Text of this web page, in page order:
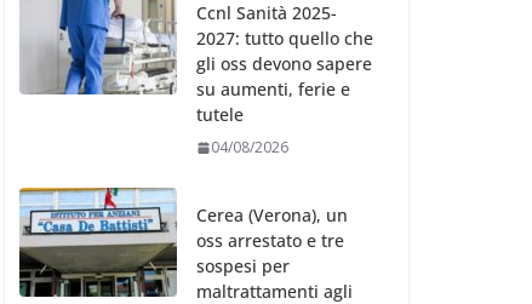
Ccnl Sanità 2025-
2027: tutto quello che
gli oss devono sapere
su aumenti, ferie e
tutele
04/08/2026
Cerea (Verona), un
oss arrestato e tre
sospesi per
maltrattamenti agli